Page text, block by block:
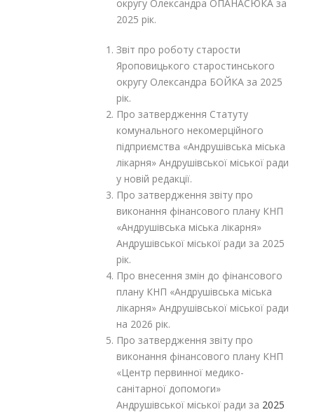
округу Олександра ОПАНАСЮКА за
2025 рік.
Звіт про роботу старости
Яроповицького старостинського
округу Олександра БОЙКА за 2025
рік.
Про затвердження Статуту
комунального некомерційного
підприємства «Андрушівська міська
лікарня» Андрушівської міської ради
у новій редакції.
Про затвердження звіту про
виконання фінансового плану КНП
«Андрушівська міська лікарня»
Андрушівської міської ради за 2025
рік.
Про внесення змін до фінансового
плану КНП «Андрушівська міська
лікарня» Андрушівської міської ради
на 2026 рік.
Про затвердження звіту про
виконання фінансового плану КНП
«Центр первинної медико-
санітарної допомоги»
Андрушівської міської ради за 2025